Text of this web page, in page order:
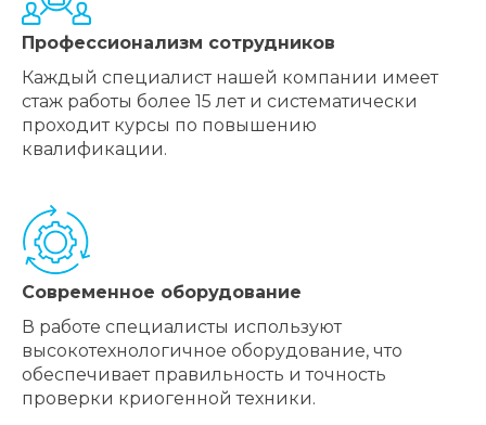
Профессионализм сотрудников
Каждый специалист нашей компании имеет
стаж работы более 15 лет и систематически
проходит курсы по повышению
квалификации.
Современное оборудование
В работе специалисты используют
высокотехнологичное оборудование, что
обеспечивает правильность и точность
проверки криогенной техники.